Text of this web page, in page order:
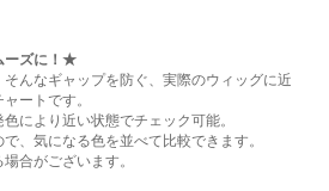
ーズに！★
んなギャップを防ぐ、実際のウィッグに近
ートです。
により近い状態でチェック可能。
、気になる色を並べて比較できます。
合がございます。